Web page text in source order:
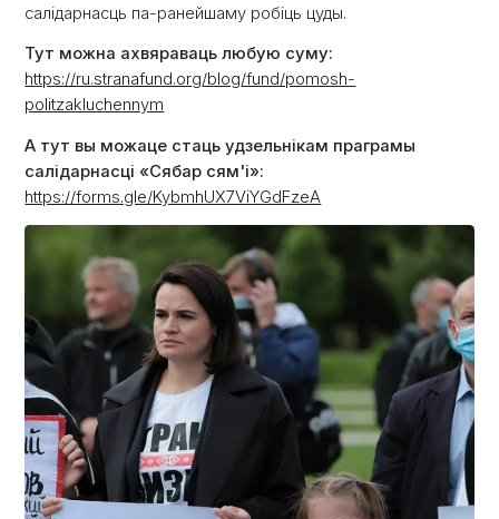
салідарнасць па-ранейшаму робіць цуды.
Тут можна ахвяраваць любую суму:
https://ru.stranafund.org/blog/fund/pomosh-
politzakluchennym
А тут вы можаце стаць удзельнікам праграмы
салідарнасці «Сябар сям'і»:
https://forms.gle/KybmhUX7ViYGdFzeA